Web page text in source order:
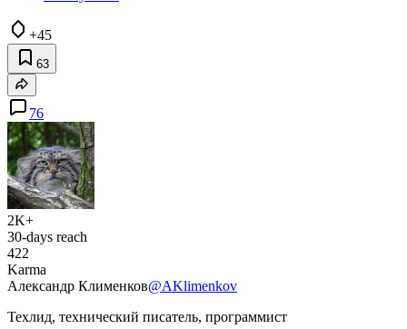
+45
63
76
2K+
30-days reach
422
Karma
Александр Клименков@AKlimenkov
Техлид, технический писатель, программист